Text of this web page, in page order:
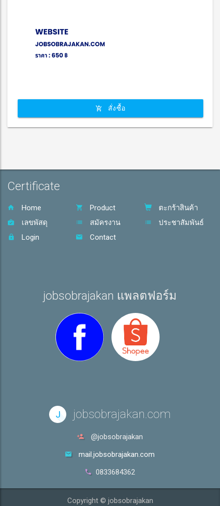
สั่งซื้อ
Certificate
Home Product
ตะกร้าสินค้า
เลขพัสดุ
สมัครงาน
ประชาสัมพันธ์
Login
Contact
jobsobrajakan แพลตฟอร์ม
J jobsobrajakan.com
@jobsobrajakan
mail.jobsobrajakan.com
0833684362
Copyright © jobsobrajakan